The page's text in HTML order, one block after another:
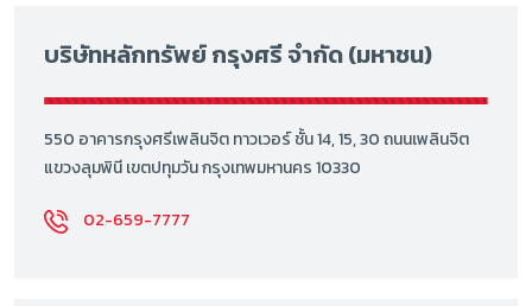
บริษัทหลักทรัพย์ กรุงศรี จำกัด (มหาชน)
550 อาคารกรุงศรีเพลินจิต ทาวเวอร์ ชั้น 14, 15, 30 ถนนเพลินจิต
แขวงลุมพินี เขตปทุมวัน กรุงเทพมหานคร 10330
02-659-7777